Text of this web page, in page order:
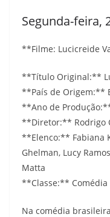
Segunda-feira,
**Filme: Lucicreide
**Título Original:**
**País de Origem:**
**Ano de
**Diretor:** Rodrigo
**Elenco:** Fabiana
Ghelman, Lucy
Matta
**Classe:** Comédia
Na comédia